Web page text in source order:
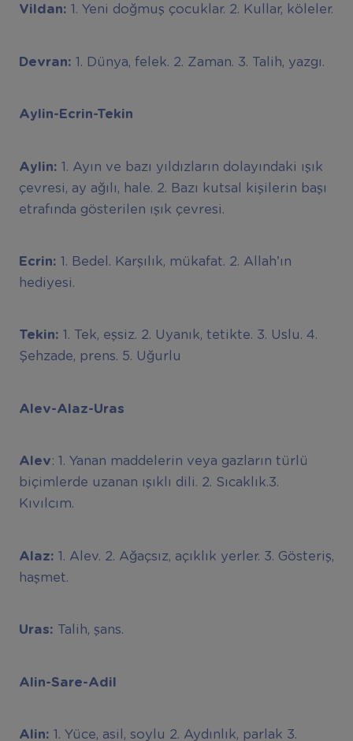
Vildan: 1. Yeni doğmuş çocuklar. 2. Kullar, köleler.
Devran: 1. Dünya, felek. 2. Zaman. 3. Talih, yazgı.
Aylin-Ecrin-Tekin
Aylin: 1. Ayın ve bazı yıldızların dolayındaki ışık
çevresi, ay ağılı, hale. 2. Bazı kutsal kişilerin başı
etrafında gösterilen ışık çevresi.
Ecrin: 1. Bedel. Karşılık, mükafat. 2. Allah’ın
hediyesi.
Tekin: 1. Tek, eşsiz. 2. Uyanık, tetikte. 3. Uslu. 4.
Şehzade, prens. 5. Uğurlu
Alev-Alaz-Uras
Alev: 1. Yanan maddelerin veya gazların türlü
biçimlerde uzanan ışıklı dili. 2. Sıcaklık.3.
Kıvılcım.
Alaz: 1. Alev. 2. Ağaçsız, açıklık yerler. 3. Gösteriş,
haşmet.
Uras: Talih, şans.
Alin-Sare-Adil
Alin: 1. Yüce, asil, soylu 2. Aydınlık, parlak 3.